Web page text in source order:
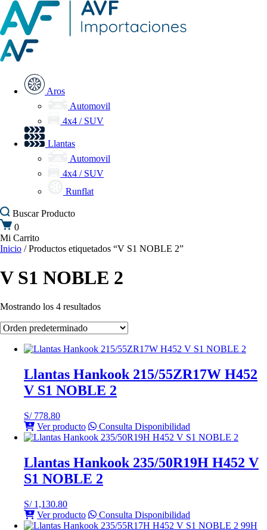
Aros
Automovil
4x4 / SUV
Llantas
Automovil
4x4 / SUV
Runflat
BuscarProducto
0
Mi Carrito
Inicio / Productos etiquetados “V S1 NOBLE 2”
V S1 NOBLE 2
Mostrando los 4 resultados
Llantas Hankook 215/55ZR17W H452
V S1 NOBLE 2
S/778.80
Ver producto
Consulta Disponibilidad
Llantas Hankook 235/50R19H H452 V
S1 NOBLE 2
S/1,130.80
Ver producto
Consulta Disponibilidad